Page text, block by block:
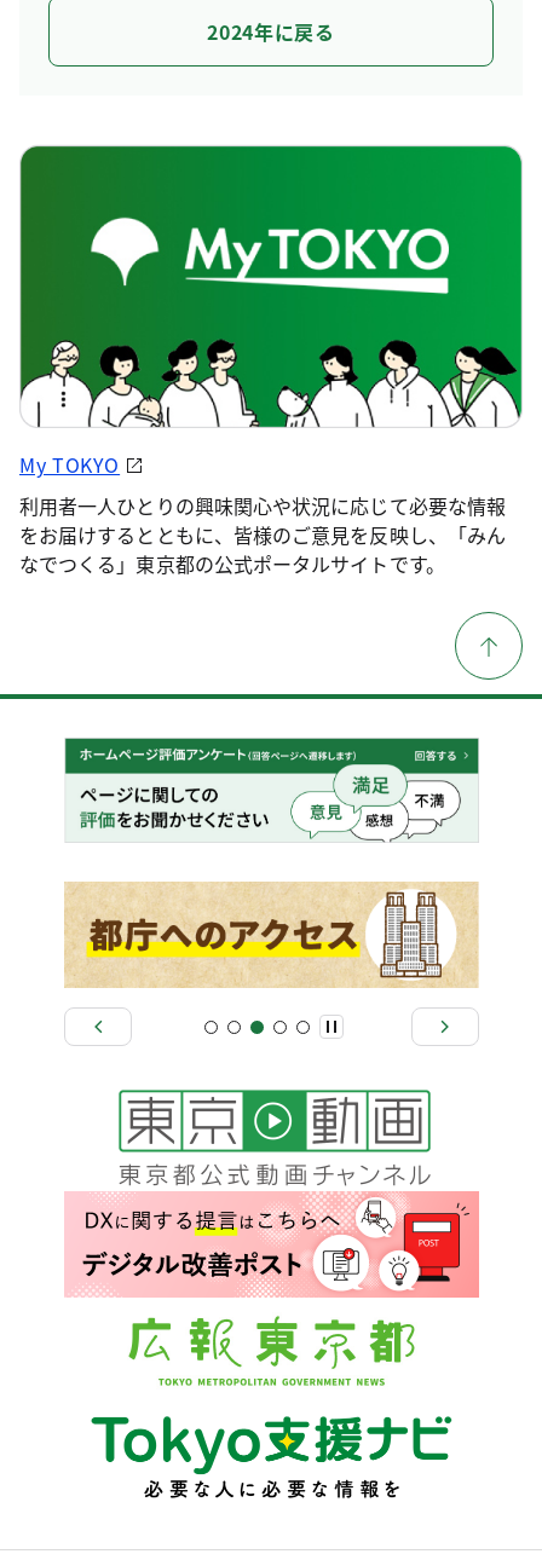
2024年に戻る
My TOKYO
利用者一人ひとりの興味関心や状況に応じて必要な情報
をお届けするとともに、皆様のご意見を反映し、「みん
なでつくる」東京都の公式ポータルサイトです。